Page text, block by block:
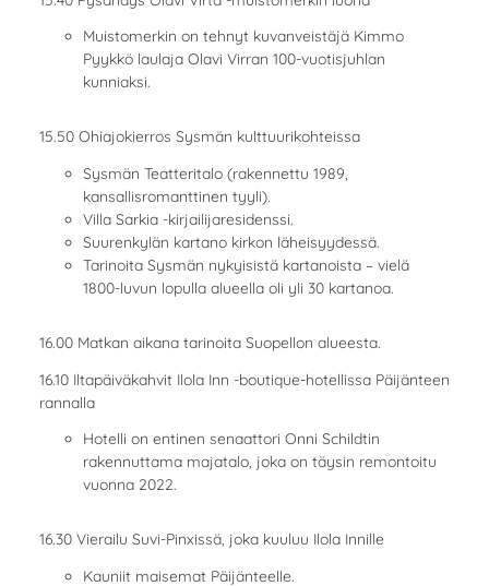
Muistomerkin on tehnyt kuvanveistäjä Kimmo
Pyykkö laulaja Olavi Virran 100-vuotisjuhlan
kunniaksi.
15.50 Ohiajokierros Sysmän kulttuurikohteissa
Sysmän Teatteritalo (rakennettu 1989,
kansallisromanttinen tyyli).
Villa Sarkia -kirjailijaresidenssi.
Suurenkylän kartano kirkon läheisyydessä.
Tarinoita Sysmän nykyisistä kartanoista – vielä
1800-luvun lopulla alueella oli yli 30 kartanoa.
16.00 Matkan aikana tarinoita Suopellon alueesta.
16.10 Iltapäiväkahvit Ilola Inn -boutique-hotellissa Päijänteen
rannalla
Hotelli on entinen senaattori Onni Schildtin
rakennuttama majatalo, joka on täysin remontoitu
vuonna 2022.
16.30 Vierailu Suvi-Pinxissä, joka kuuluu Ilola Innille
Kauniit maisemat Päijänteelle.